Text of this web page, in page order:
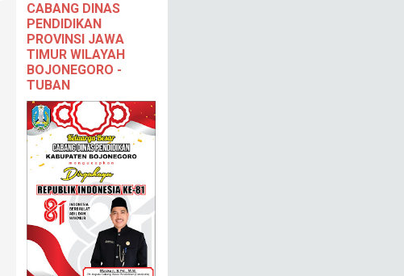
CABANG DINAS
PENDIDIKAN
PROVINSI JAWA
TIMUR WILAYAH
BOJONEGORO -
TUBAN